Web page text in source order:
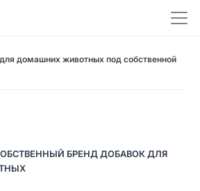
домашних животных под собственной
БРЕНД ДОБАВОК ДЛЯ